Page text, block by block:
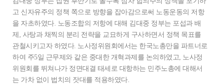
고 신자유주의 정책 쪽으로 방향을 잡아감으로써 노동운동의 저항
을 자초하였다. 노동조합의 저항에 대해 김대중 정부는 포섭과 배
제, 사탕과 채찍의 분리 전략을 교묘하게 구사하면서 정책 목표를
관철시키고자 하였다. 노사정위원회에서는 한국노총만을 파트너로
하여 주5일 근무제와 같은 중대한 개혁과제를 논의하였고, 노사정
위원회를 뛰쳐나가 정면대결 태세로 대항하는 민주노총에 대해서
는 가차 없이 법치의 잣대를 적용하였다.